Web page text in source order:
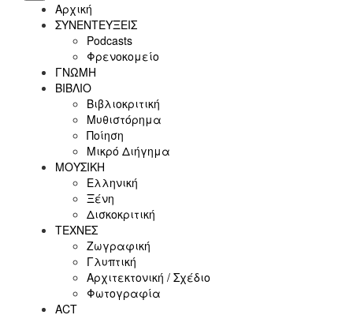
Αρχική
ΣΥΝΕΝΤΕΥΞΕΙΣ
Podcasts
Φρενοκομείο
ΓΝΩΜΗ
ΒΙΒΛΙΟ
Βιβλιοκριτική
Μυθιστόρημα
Ποίηση
Μικρό Διήγημα
ΜΟΥΣΙΚΗ
Ελληνική
Ξένη
Δισκοκριτική
ΤΕΧΝΕΣ
Ζωγραφική
Γλυπτική
Αρχιτεκτονική / Σχέδιο
Φωτογραφία
ACT